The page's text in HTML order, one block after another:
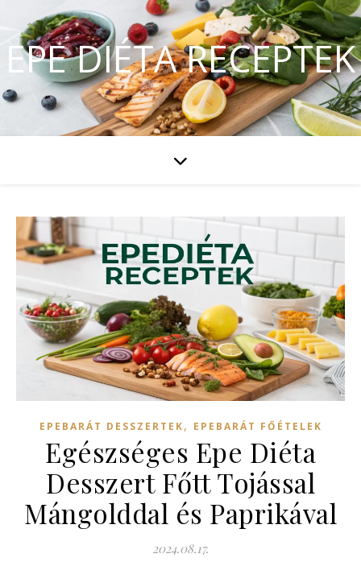
EPE DIÉTA RECEPTEK
EPEBARÁT DESSZERTEK, EPEBARÁT FŐÉTELEK
Egészséges Epe Diéta
Desszert Főtt Tojással
Mángolddal és Paprikával
2024.08.17.